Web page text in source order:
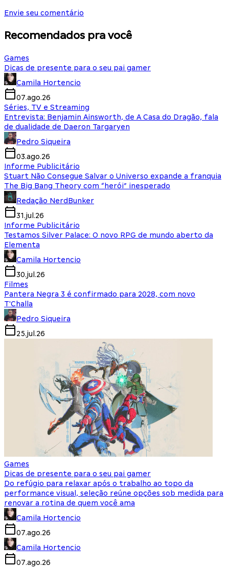
Envie seu comentário
Recomendados pra você
Games
Dicas de presente para o seu pai gamer
Camila Hortencio
07.ago.26
Séries, TV e Streaming
Entrevista: Benjamin Ainsworth, de A Casa do Dragão, fala
de dualidade de Daeron Targaryen
Pedro Siqueira
03.ago.26
Informe Publicitário
Stuart Não Consegue Salvar o Universo expande a franquia
The Big Bang Theory com “herói” inesperado
Redação NerdBunker
31.jul.26
Informe Publicitário
Testamos Silver Palace: O novo RPG de mundo aberto da
Elementa
Camila Hortencio
30.jul.26
Filmes
Pantera Negra 3 é confirmado para 2028, com novo
T'Challa
Pedro Siqueira
25.jul.26
Games
Dicas de presente para o seu pai gamer
Do refúgio para relaxar após o trabalho ao topo da
performance visual, seleção reúne opções sob medida para
renovar a rotina de quem você ama
Camila Hortencio
07.ago.26
Camila Hortencio
07.ago.26